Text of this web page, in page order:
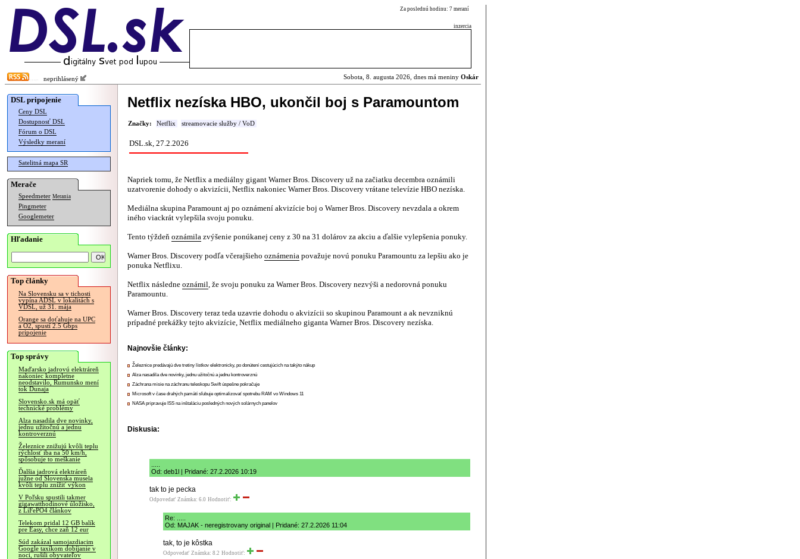
Za poslednú hodinu: 7 meraní
inzercia
neprihlásený Sobota, 8. augusta 2026, dnes má meniny Oskár
DSL pripojenie
Ceny DSL
Dostupnosť DSL
Fórum o DSL
Výsledky meraní
Satelitná mapa SR
Merače
Speedmeter Merania
Pingmeter
Googlemeter
Hľadanie
Top články
Na Slovensku sa v tichosti
vypína ADSL v lokalitách s
VDSL, už 31. mája
Orange sa doťahuje na UPC
a O2, spustí 2.5 Gbps
pripojenie
Top správy
Maďarsko jadrovú elektráreň
nakoniec kompletne
neodstavilo, Rumunsko mení
tok Dunaja
Slovensko.sk má opäť
technické problémy
Alza nasadila dve novinky,
jednu užitočnú a jednu
kontroverznú
Železnice znižujú kvôli teplu
rýchlosť iba na 50 km/h,
spôsobuje to meškanie
Ďalšia jadrová elektráreň
južne od Slovenska musela
kvôli teplu znížiť výkon
V Poľsku spustili takmer
gigawatthodinové úložisko,
z LiFePO4 článkov
Telekom pridal 12 GB balík
pre Easy, chce zaň 12 eur
Súd zakázal samojazdiacim
Google taxíkom dobíjanie v
noci, rušili obyvateľov
Netflix nezíska HBO, ukončil boj s Paramountom
Značky: Netflix streamovacie služby / VoD
DSL.sk, 27.2.2026
Napriek tomu, že Netflix a mediálny gigant Warner Bros. Discovery už na začiatku decembra oznámili
uzatvorenie dohody o akvizícii, Netflix nakoniec Warner Bros. Discovery vrátane televízie HBO nezíska.
Mediálna skupina Paramount aj po oznámení akvizície boj o Warner Bros. Discovery nevzdala a okrem
iného viackrát vylepšila svoju ponuku.
Tento týždeň oznámila zvýšenie ponúkanej ceny z 30 na 31 dolárov za akciu a ďalšie vylepšenia ponuky.
Warner Bros. Discovery podľa včerajšieho oznámenia považuje novú ponuku Paramountu za lepšiu ako je
ponuka Netflixu.
Netflix následne oznámil, že svoju ponuku za Warner Bros. Discovery nezvýši a nedorovná ponuku
Paramountu.
Warner Bros. Discovery teraz teda uzavrie dohodu o akvizícii so skupinou Paramount a ak nevzniknú
prípadné prekážky tejto akvizície, Netflix mediálneho giganta Warner Bros. Discovery nezíska.
Najnovšie články:
Železnice predávajú dve tretiny lístkov elektronicky, po donútení cestujúcich na takýto nákup
Alza nasadila dve novinky, jednu užitočnú a jednu kontroverznú
Záchrana misie na záchranu teleskopu Swift úspešne pokračuje
Microsoft v čase drahých pamätí sľubuje optimalizovať spotrebu RAM vo Windows 11
NASA pripravuje ISS na inštaláciu posledných nových solárnych panelov
Diskusia:
Od: deb1l | Pridané: 27.2.2026 10:19
tak to je pecka
Odpovedať Známka: 6.0 Hodnotiť:
Re: .....
Od: MAJAK - neregistrovany original | Pridané: 27.2.2026 11:04
tak, to je kôstka
Odpovedať Známka: 8.2 Hodnotiť: